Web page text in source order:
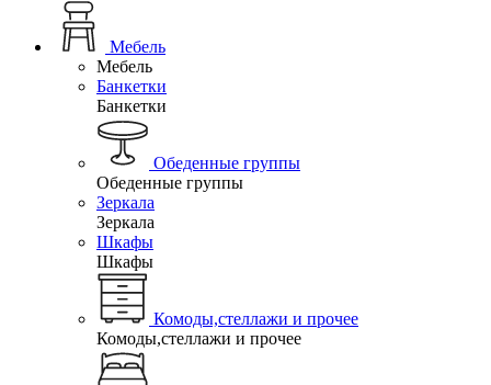
Мебель
Мебель
Банкетки
Банкетки
Обеденные группы
Обеденные группы
Зеркала
Зеркала
Шкафы
Шкафы
Комоды,стеллажи и прочее
Комоды,стеллажи и прочее